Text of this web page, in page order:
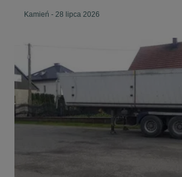
Kamień - 28 lipca 2026